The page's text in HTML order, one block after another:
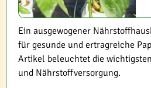
Ein ausgewogener
für gesunde und ertragreiche
Artikel beleuchtet die
und Nährstoffversorgung.